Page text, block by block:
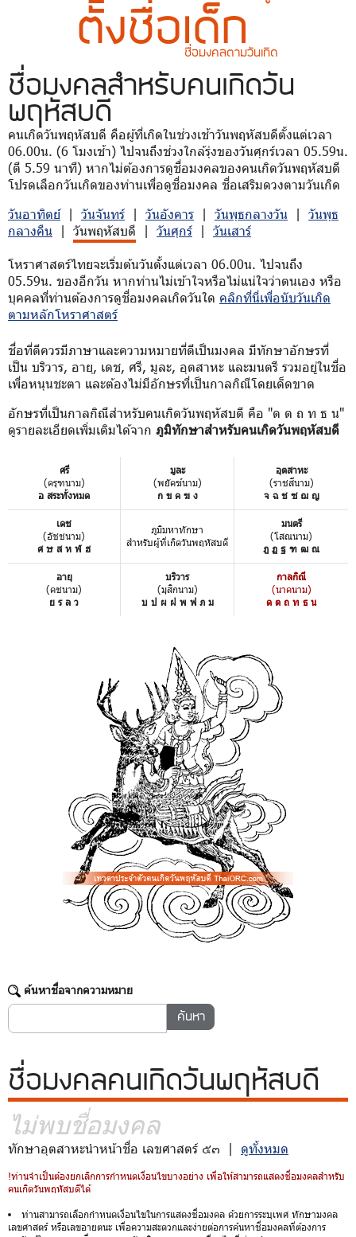
ตั้งชื่อเด็ก
ชื่อมงคลตามวันเกิด
ชื่อมงคลสำหรับคนเกิดวัน
พฤหัสบดี
คนเกิดวันพฤหัสบดี คือผู้ที่เกิดในช่วงเช้าวันพฤหัสบดีตั้งแต่เวลา
06.00น. (6 โมงเช้า) ไปจนถึงช่วงใกล้รุ่งของวันศุกร์เวลา 05.59น.
(ตี 5.59 นาที) หากไม่ต้องการดูชื่อมงคลของคนเกิดวันพฤหัสบดี
โปรดเลือกวันเกิดของท่านเพื่อดูชื่อมงคล ชื่อเสริมดวงตามวันเกิด
วันอาทิตย์| วันจันทร์ | วันอังคาร | วันพุธกลางวัน | วันพุธ
กลางคืน | วันพฤหัสบดี | วันศุกร์ | วันเสาร์
โหราศาสตร์ไทยจะเริ่มต้นวันตั้งแต่เวลา 06.00น. ไปจนถึง
05.59น. ของอีกวัน หากท่านไม่เข้าใจหรือไม่แน่ใจว่าตนเอง หรือ
บุคคลที่ท่านต้องการดูชื่อมงคลเกิดวันใด คลิกที่นี่เพื่อนับวันเกิด
ตามหลักโหราศาสตร์
ชื่อที่ดีควรมีภาษาและความหมายที่ดีเป็นมงคล มีทักษาอักษรที่
เป็น บริวาร, อายุ, เดช, ศรี, มูละ, อุตสาหะ และมนตรี รวมอยู่ในชื่อ
เพื่อหนุนชะตา และต้องไม่มีอักษรที่เป็นกาลกิณีโดยเด็ดขาด
อักษรที่เป็นกาลกิณีสำหรับคนเกิดวันพฤหัสบดี คือ "ด ต ถ ท ธ น"
ดูรายละเอียดเพิ่มเติมได้จาก ภูมิทักษาสำหรับคนเกิดวันพฤหัสบดี
ศรี
(ครุฑนาม)
อ สระทั้งหมด
มูละ
(พยัคฆ์นาม)
ก ข ค ฆ ง
อุตสาหะ
(ราชสีนาม)
จ ฉ ช ซ ฌ ญ
เดช
(อัชชนาม)
ศ ษ ส ห ฬ ฮ
ภูมิมหาทักษา
สำหรับผู้ที่เกิดวันพฤหัสบดี
มนตรี
(โสณนาม)
ฎ ฏ ฐ ฑ ฒ ณ
อายุ
(คชนาม)
ย ร ล ว
บริวาร
(มุสิกนาม)
บ ป ผ ฝ พ ฟ ภ ม
กาลกิณี
(นาคนาม)
ด ต ถ ท ธ น
ค้นหาชื่อจากความหมาย
ชื่อมงคลคนเกิดวันพฤหัสบดี
ไม่พบชื่อมงคล
ทักษาอุตสาหะนำหน้าชื่อ เลขศาสตร์ ๕๓ | ดูทั้งหมด
!ท่านจำเป็นต้องยกเลิกการกำหนดเงื่อนไขบางอย่าง เพื่อให้สามารถแสดงชื่อมงคลสำหรับ
คนเกิดวันพฤหัสบดีได้
ท่านสามารถเลือกกำหนดเงื่อนไขในการแสดงชื่อมงคล ด้วยการระบุเพศ ทักษามงคล
เลขศาสตร์ หรือเลขอายตนะ เพื่อความสะดวกและง่ายต่อการค้นหาชื่อมงคลที่ต้องการ